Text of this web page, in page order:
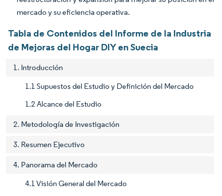
mercado y su eficiencia operativa.
Tabla de Contenidos del Informe de la Industria
de Mejoras del Hogar DIY en Suecia
1. Introducción
1.1 Supuestos del Estudio y Definición del Mercado
1.2 Alcance del Estudio
2. Metodología de Investigación
3. Resumen Ejecutivo
4. Panorama del Mercado
4.1 Visión General del Mercado